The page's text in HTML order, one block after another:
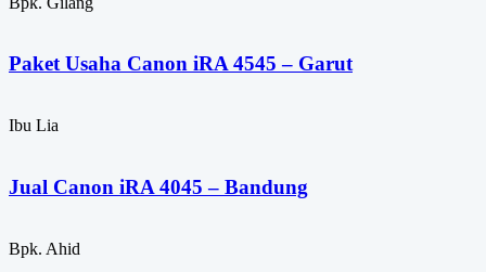
Paket Usaha Canon iRA 4545 – Garut
Ibu Lia
Jual Canon iRA 4045 – Bandung
Bpk. Ahid